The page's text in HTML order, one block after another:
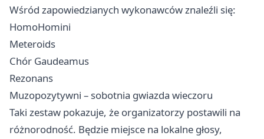
Wśród zapowiedzianych wykonawców znaleźli się:
HomoHomini
Meteroids
Chór Gaudeamus
Rezonans
Muzopozytywni – sobotnia gwiazda wieczoru
Taki zestaw pokazuje, że organizatorzy postawili na
różnorodność. Będzie miejsce na lokalne głosy,